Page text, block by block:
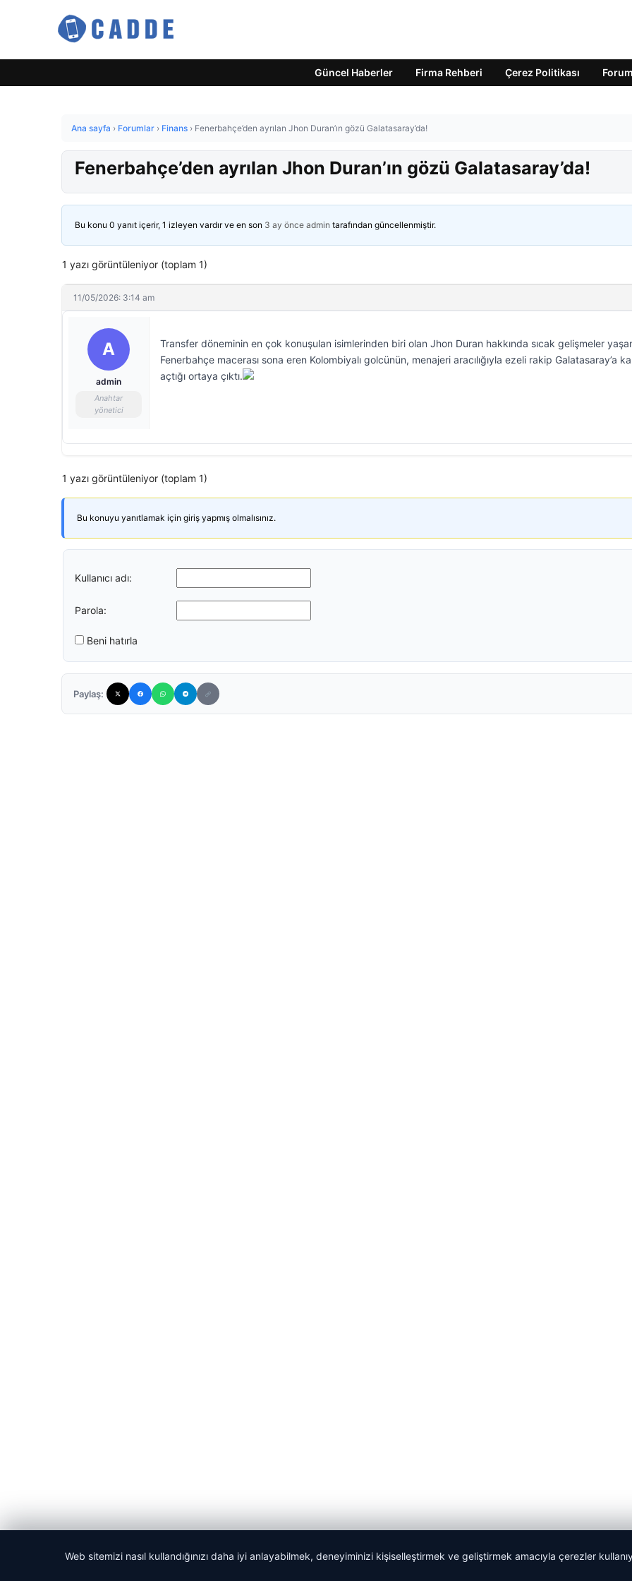
Güncel Haberler Firma Rehberi Çerez Politikası Forum
Ana sayfa › Forumlar › Finans › Fenerbahçe’den ayrılan Jhon Duran’ın gözü Galatasaray’da!
Fenerbahçe’den ayrılan Jhon Duran’ın gözü Galatasaray’da!
Bu konu 0 yanıt içerir, 1 izleyen vardır ve en son 3 ay önce admin tarafından güncellenmiştir.
1 yazı görüntüleniyor (toplam 1)
11/05/2026: 3:14 am
A
admin
Anahtar
yönetici
Transfer döneminin en çok konuşulan isimlerinden biri olan Jhon Duran hakkında sıcak gelişmeler
Fenerbahçe macerası sona eren Kolombiyalı golcünün, menajeri aracılığıyla ezeli rakip Galatasaray’a
açtığı ortaya çıktı.
1 yazı görüntüleniyor (toplam 1)
Bu konuyu yanıtlamak için giriş yapmış olmalısınız.
Kullanıcı adı:
Parola:
Beni hatırla
Paylaş:
Web sitemizi nasıl kullandığınızı daha iyi anlayabilmek, deneyiminizi kişiselleştirmek ve geliştirmek amacıyla çerezler